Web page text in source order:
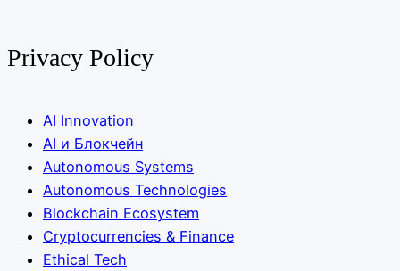
Privacy Policy
AI Innovation
AI и Блокчейн
Autonomous Systems
Autonomous Technologies
Blockchain Ecosystem
Cryptocurrencies & Finance
Ethical Tech